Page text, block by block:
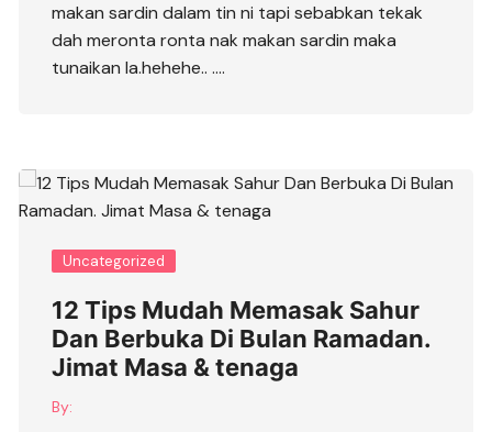
makan sardin dalam tin ni tapi sebabkan tekak
dah meronta ronta nak makan sardin maka
tunaikan la.hehehe.. ….
Uncategorized
12 Tips Mudah Memasak Sahur
Dan Berbuka Di Bulan Ramadan.
Jimat Masa & tenaga
By: